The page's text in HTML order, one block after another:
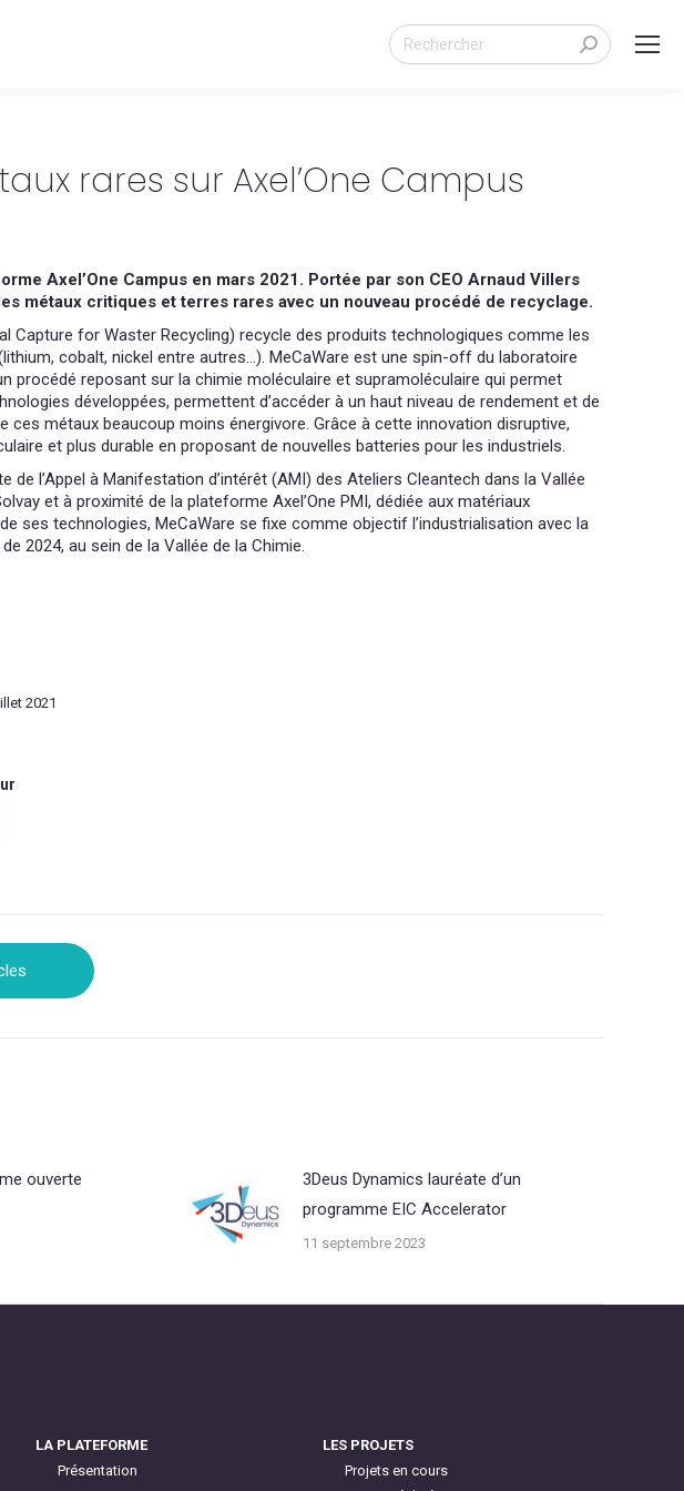
Search:
rares sur Axel’One Campus
Axel’One Campus en mars 2021. Portée par son CEO Arnaud Villers
métaux critiques et terres rares avec un nouveau procédé de recyclage.
Capture for Waster Recycling) recycle des produits technologiques comme les
cobalt, nickel entre autres…). MeCaWare est une spin-off du laboratoire
procédé reposant sur la chimie moléculaire et supramoléculaire qui permet
développées, permettent d’accéder à un haut niveau de rendement et de
ces métaux beaucoup moins énergivore. Grâce à cette innovation disruptive,
et plus durable en proposant de nouvelles batteries pour les industriels.
de l’Appel à Manifestation d’intérêt (AMI) des Ateliers Cleantech dans la Vallée
et à proximité de la plateforme Axel’One PMI, dédiée aux matériaux
ses technologies, MeCaWare se fixe comme objectif l’industrialisation avec la
2024, au sein de la Vallée de la Chimie.
2021
ouverte
3Deus Dynamics lauréate d’un
programme EIC Accelerator
11 septembre 2023
LA PLATEFORME
Présentation
LES PROJETS
Projets en cours